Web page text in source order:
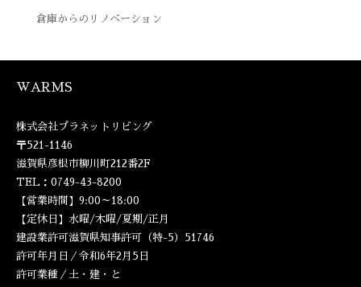
倉庫からのリノベーション
WARMS
株式会社プラネットリビング
〒521-1146
滋賀県彦根市柳川町212番2F
TEL：0749-43-8200
【営業時間】9:00～18:00
【定休日】水曜/木曜/夏期/正月
建設業許可滋賀県知事許可（特-5）51746
許可年月日／令和6年2月5日
許可業種／土・建・と